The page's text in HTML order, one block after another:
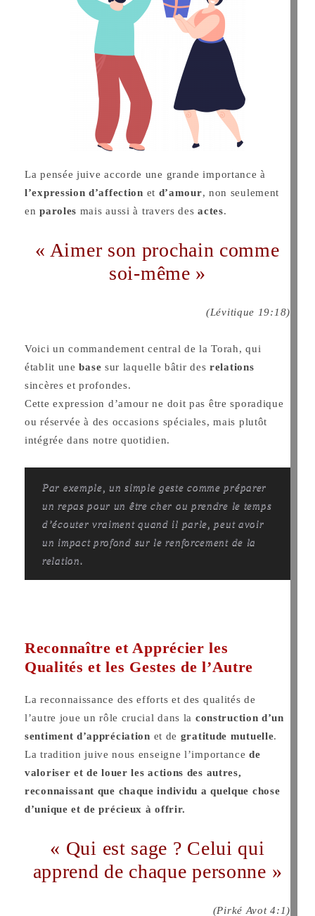
La pensée juive accorde une grande importance à
l’expression d’affection et d’amour, non seulement
enparoles mais aussi à travers desactes.
« Aimer son prochain comme
soi-même »
(Lévitique 19:18)
Voici un commandement central de la Torah, qui
établit unebase sur laquelle bâtir desrelations
sincères et profondes.
Cette expression d’amour ne doit pas être sporadique
ou réservée à des occasions spéciales, mais plutôt
intégrée dans notre quotidien.
Par exemple, un simple geste comme préparer
un repas pour un être cher ou prendre le temps
d’écouter vraiment quand il parle, peut avoir
un impact profond sur le renforcement de la
relation.
Reconnaître et Apprécier les
Qualités et les Gestes de l’Autre
La reconnaissance des efforts et des qualités de
l’autre joue un rôle crucial dans la construction d’un
sentiment d’appréciation et de gratitude mutuelle.
La tradition juive nous enseigne l’importancede
valoriser et de louer les actions des autres,
reconnaissant que chaque individu a quelque chose
d’unique et de précieux à offrir.
« Qui est sage ? Celui qui
apprend de chaque personne »
(Pirké Avot 4:1)